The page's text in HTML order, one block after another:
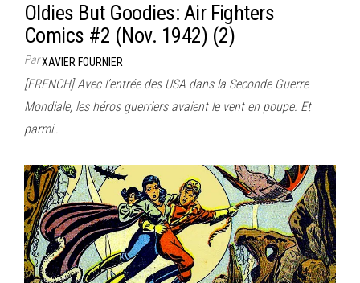
Oldies But Goodies: Air Fighters
Comics #2 (Nov. 1942) (2)
ParXAVIER FOURNIER
[FRENCH] Avec l’entrée des USA dans la Seconde Guerre
Mondiale, les héros guerriers avaient le vent en poupe. Et
parmi…